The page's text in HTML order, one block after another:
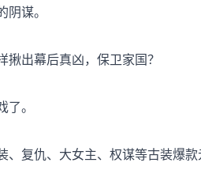
谋。
出幕后真凶，保卫家国？
。
、复仇、大女主、权谋等古装爆